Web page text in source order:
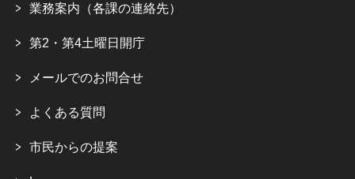
業務案内（各課の連絡先）
第2・第4土曜日開庁
メールでのお問合せ
よくある質問
市民からの提案